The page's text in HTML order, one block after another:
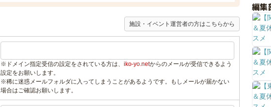
施設・イベント運営者の方はこちらから
※ドメイン指定受信の設定をされている方は、 iko-yo.netからのメールが受信できるよう
設定をお願いします。
※稀に迷惑メールフォルダに入ってしまうことがあるようです。もしメールが届かない
場合はご確認お願いします。
編集